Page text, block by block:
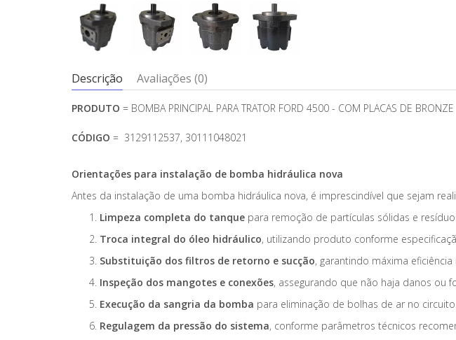
Descrição Avaliações (0)
PRODUTO = BOMBA PRINCIPAL PARA TRATOR FORD 4500 - COM PLACAS DE BRONZE
CÓDIGO = 3129112537, 30111048021
Orientações para instalação de bomba hidráulica nova
Antes da instalação de uma bomba hidráulica nova, é imprescindível que sejam
Limpeza completa do tanque para remoção de partículas sólidas e
Troca integral do óleo hidráulico, utilizando produto conforme
Substituição dos filtros de retorno e sucção, garantindo máxima eficiência
Inspeção dos mangotes e conexões, assegurando que não haja danos ou
Execução da sangria da bomba para eliminação de bolhas de ar no
Regulagem da pressão do sistema, conforme parâmetros técnicos